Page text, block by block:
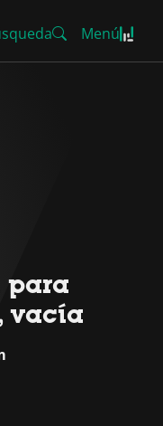
Menú
para
vacía